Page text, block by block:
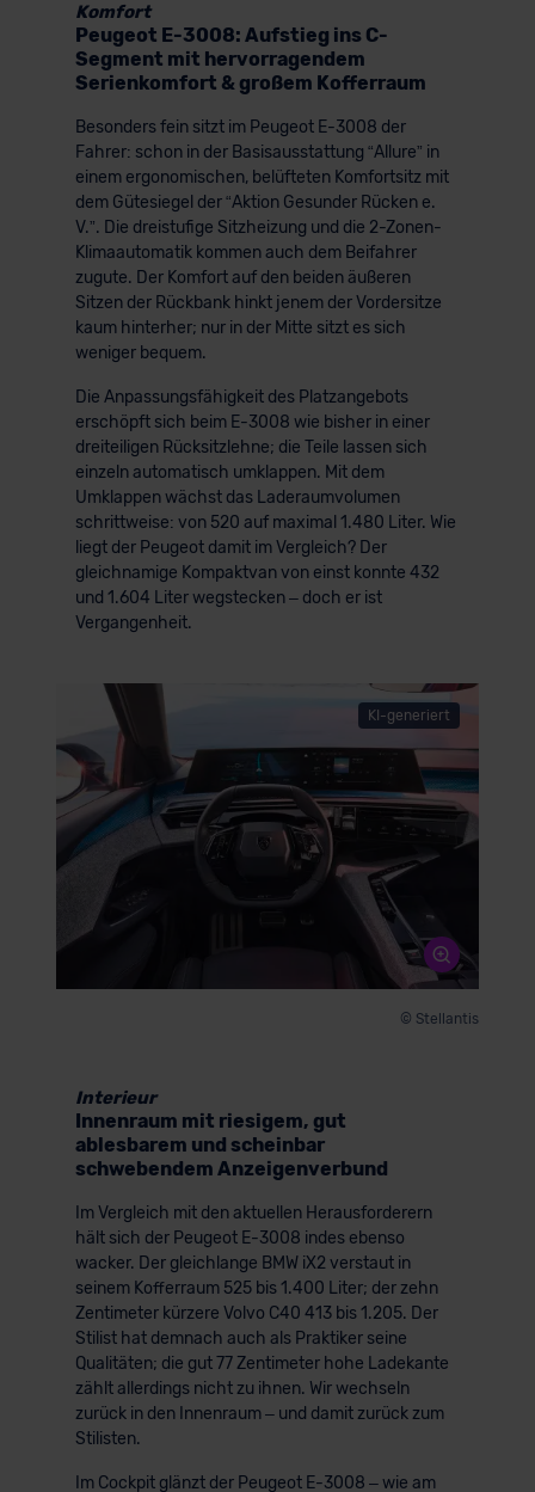
Komfort
Peugeot E-3008: Aufstieg ins C-
Segment mit hervorragendem
Serienkomfort & großem Kofferraum
Besonders fein sitzt im Peugeot E-3008 der
Fahrer: schon in der Basisausstattung “Allure” in
einem ergonomischen, belüfteten Komfortsitz mit
dem Gütesiegel der “Aktion Gesunder Rücken e.
V.”. Die dreistufige Sitzheizung und die 2-Zonen-
Klimaautomatik kommen auch dem Beifahrer
zugute. Der Komfort auf den beiden äußeren
Sitzen der Rückbank hinkt jenem der Vordersitze
kaum hinterher; nur in der Mitte sitzt es sich
weniger bequem.
Die Anpassungsfähigkeit des Platzangebots
erschöpft sich beim E-3008 wie bisher in einer
dreiteiligen Rücksitzlehne; die Teile lassen sich
einzeln automatisch umklappen. Mit dem
Umklappen wächst das Laderaumvolumen
schrittweise: von 520 auf maximal 1.480 Liter. Wie
liegt der Peugeot damit im Vergleich? Der
gleichnamige Kompaktvan von einst konnte 432
und 1.604 Liter wegstecken – doch er ist
Vergangenheit.
KI-generiert
© Stellantis
Interieur
Innenraum mit riesigem, gut
ablesbarem und scheinbar
schwebendem Anzeigenverbund
Im Vergleich mit den aktuellen Herausforderern
hält sich der Peugeot E-3008 indes ebenso
wacker. Der gleichlange BMW iX2 verstaut in
seinem Kofferraum 525 bis 1.400 Liter; der zehn
Zentimeter kürzere Volvo C40 413 bis 1.205. Der
Stilist hat demnach auch als Praktiker seine
Qualitäten; die gut 77 Zentimeter hohe Ladekante
zählt allerdings nicht zu ihnen. Wir wechseln
zurück in den Innenraum – und damit zurück zum
Stilisten.
Im Cockpit glänzt der Peugeot E-3008 – wie am